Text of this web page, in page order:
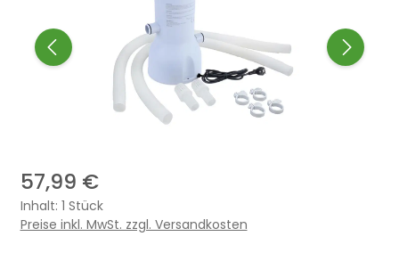
57,99 €
Inhalt: 1 Stück
Preise inkl. MwSt. zzgl. Versandkosten